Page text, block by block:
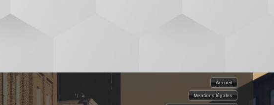
Accueil
Mentions légales